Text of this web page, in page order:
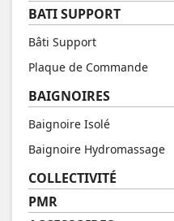
BATI SUPPORT
Bâti Support
Plaque de Commande
BAIGNOIRES
Baignoire Isolé
Baignoire Hydromassage
COLLECTIVITÉ
PMR